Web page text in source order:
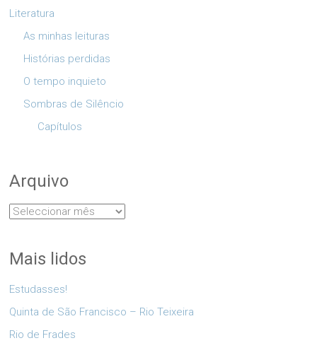
Literatura
As minhas leituras
Histórias perdidas
O tempo inquieto
Sombras de Silêncio
Capítulos
Arquivo
Arquivo
Mais lidos
Estudasses!
Quinta de São Francisco – Rio Teixeira
Rio de Frades